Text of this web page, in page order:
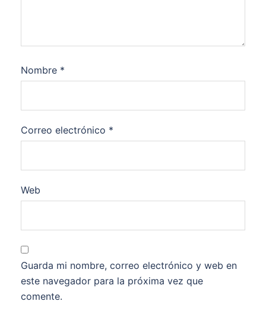
Nombre *
Correo electrónico *
Web
Guarda mi nombre, correo electrónico y web en
este navegador para la próxima vez que
comente.